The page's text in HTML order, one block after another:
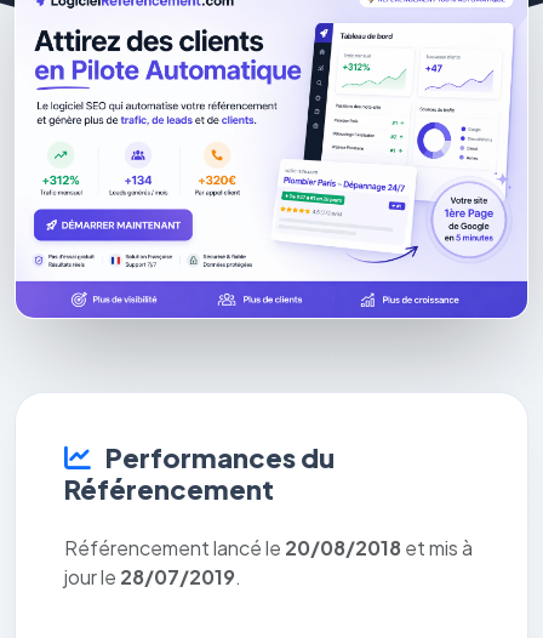
Performances du
Référencement
Référencement lancé le 20/08/2018 et mis à
jour le 28/07/2019.